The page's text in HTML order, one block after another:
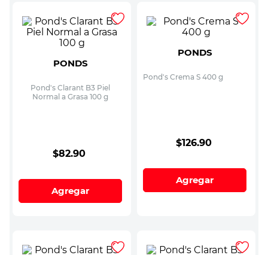
PONDS
Pond's Clarant B3 Piel
Normal a Grasa 100 g
$82.90
Agregar
PONDS
Pond's Crema S 400 g
$126.90
Agregar